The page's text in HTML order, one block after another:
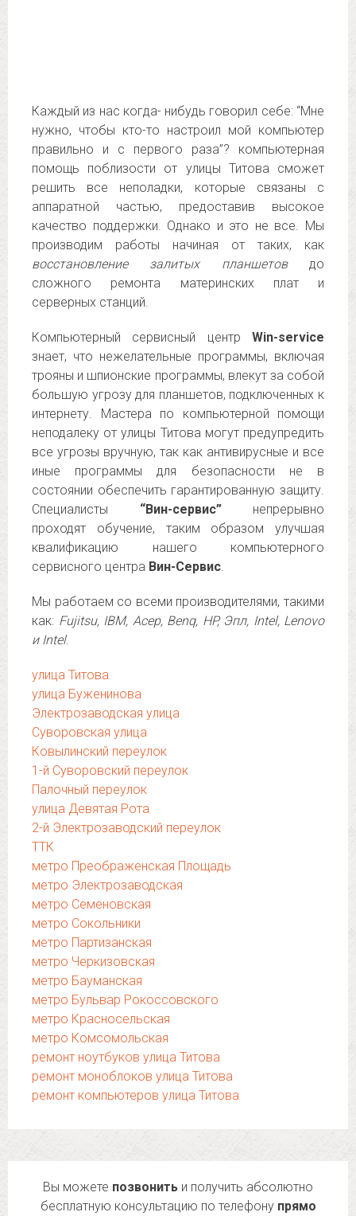
Каждый из нас когда- нибудь говорил себе: “Мне
нужно, чтобы кто-то настроил мой компьютер
правильно и с первого раза”? компьютерная
помощь поблизости от улицы Титова сможет
решить все неполадки, которые связаны с
аппаратной частью, предоставив высокое
качество поддержки. Однако и это не все. Мы
производим работы начиная от таких, как
восстановление залитых планшетовдо
сложного ремонта материнских плат и
серверных станций.
Компьютерный сервисный центр Win-service
знает, что нежелательные программы, включая
трояны и шпионские программы, влекут за собой
большую угрозу для планшетов, подключенных к
интернету. Мастера по компьютерной помощи
неподалеку от улицы Титова могут предупредить
все угрозы вручную, так как антивирусные и все
иные программы для безопасности не в
состоянии обеспечить гарантированную защиту.
Специалисты “Вин-сервис”непрерывно
проходят обучение, таким образом улучшая
квалификацию нашего компьютерного
сервисного центра Вин-Сервис.
Мы работаем со всеми производителями, такими
как: Fujitsu, IBM, Асер, Benq, HP, Эпл, Intel, Lenovo
и Intel.
улица Титова
улица Буженинова
Электрозаводская улица
Суворовская улица
Ковылинский переулок
1-й Суворовский переулок
Палочный переулок
улица Девятая Рота
2-й Электрозаводский переулок
ТТК
метро Преображенская Площадь
метро Электрозаводская
метро Семеновская
метро Сокольники
метро Партизанская
метро Черкизовская
метро Бауманская
метро Бульвар Рокоссовского
метро Красносельская
метро Комсомольская
ремонт ноутбуков улица Титова
ремонт моноблоков улица Титова
ремонт компьютеров улица Титова
Вы можете позвонить и получить абсолютно
бесплатную консультацию по телефону прямо